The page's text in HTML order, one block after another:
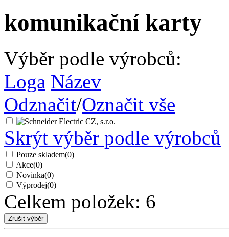
komunikační karty
Výběr podle výrobců:
Loga Název
Odznačit/Označit vše
Skrýt výběr podle výrobců
Pouze skladem(0)
Akce(0)
Novinka(0)
Výprodej(0)
Celkem položek: 6